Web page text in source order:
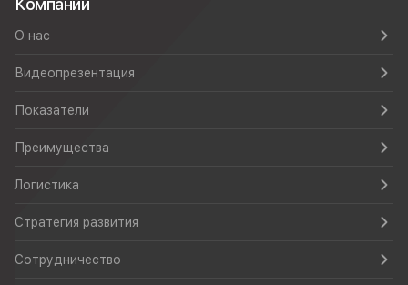
Компании
О нас
Видеопрезентация
Показатели
Преимущества
Логистика
Стратегия развития
Сотрудничество